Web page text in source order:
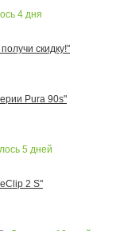
4 дня
скидку!"
Pura 90s"
5 дней
2 S"